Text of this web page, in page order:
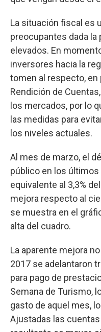
La situación fiscal es
preocupantes dada
elevados. En
inversores hacia la
tomen al respecto, en
Rendición de
los mercados, por lo
las medidas para
los niveles actuales.
Al mes de marzo, el
público en los
equivalente al 3,3%
mejora respecto al
se muestra en el
alta del cuadro.
La aparente mejora
2017 se adelantaron
para pago de
Semana de Turismo,
gasto de aquel mes,
Ajustadas las